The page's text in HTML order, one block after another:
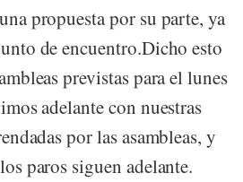
propuesta por su parte, ya
de encuentro.Dicho esto
previstas para el lunes
adelante con nuestras
por las asambleas, y
paros siguen adelante.